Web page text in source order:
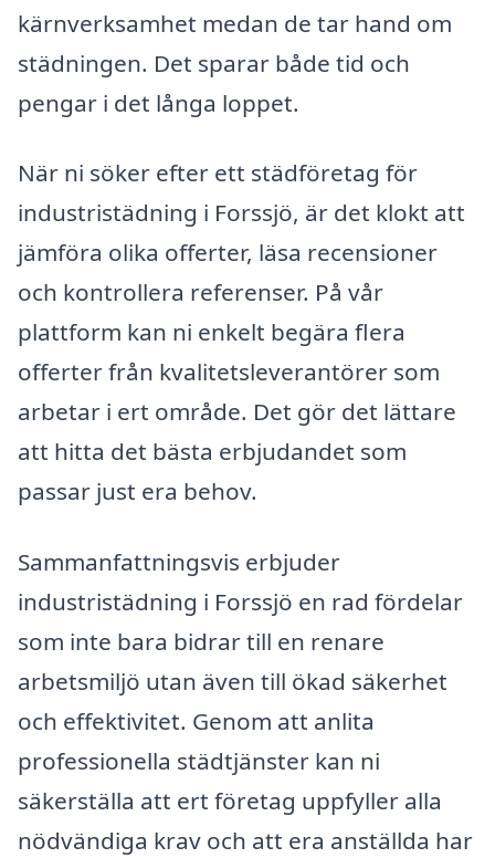
kärnverksamhet medan de tar hand om
städningen. Det sparar både tid och
pengar i det långa loppet.
När ni söker efter ett städföretag för
industristädning i Forssjö, är det klokt att
jämföra olika offerter, läsa recensioner
och kontrollera referenser. På vår
plattform kan ni enkelt begära flera
offerter från kvalitetsleverantörer som
arbetar i ert område. Det gör det lättare
att hitta det bästa erbjudandet som
passar just era behov.
Sammanfattningsvis erbjuder
industristädning i Forssjö en rad fördelar
som inte bara bidrar till en renare
arbetsmiljö utan även till ökad säkerhet
och effektivitet. Genom att anlita
professionella städtjänster kan ni
säkerställa att ert företag uppfyller alla
nödvändiga krav och att era anställda har